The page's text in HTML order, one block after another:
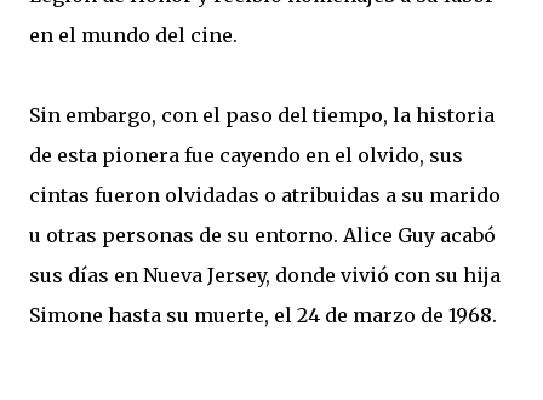
en el mundo del cine.
Sin embargo, con el paso del tiempo, la historia
de esta pionera fue cayendo en el olvido, sus
cintas fueron olvidadas o atribuidas a su marido
u otras personas de su entorno. Alice Guy acabó
sus días en Nueva Jersey, donde vivió con su hija
Simone hasta su muerte, el 24 de marzo de 1968.